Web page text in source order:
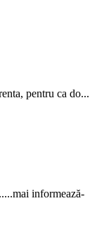
pentru ca do...
informează-